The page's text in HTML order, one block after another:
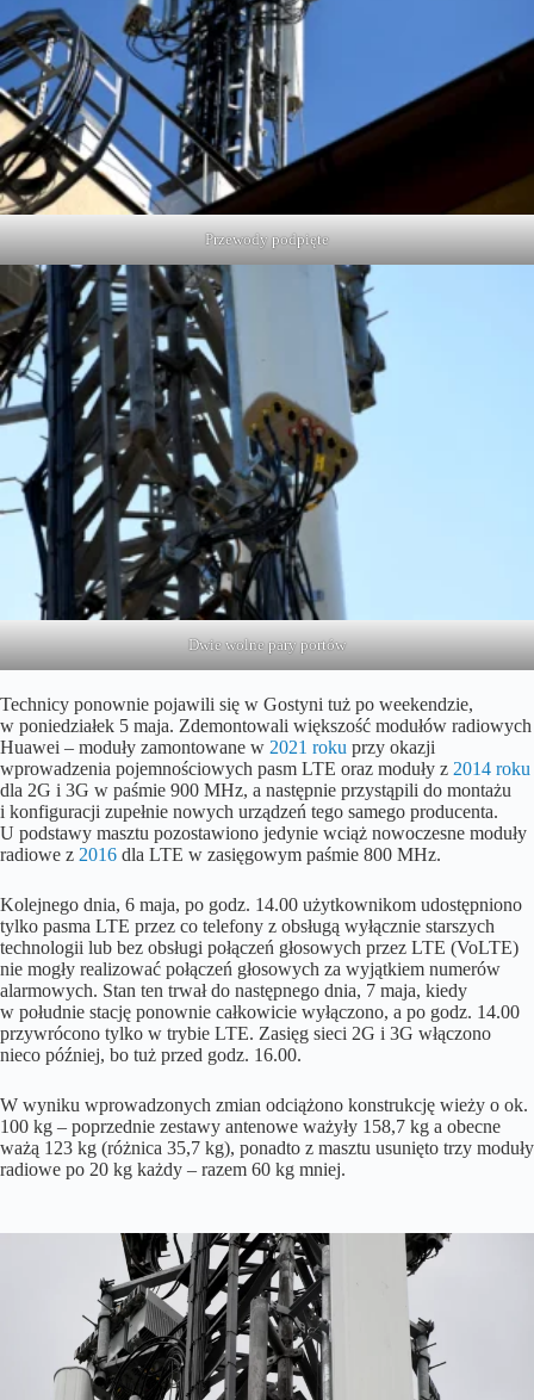
Przewody podpięte
Dwie wolne pary portów
Technicy ponownie pojawili się w Gostyni tuż po weekendzie,
w poniedziałek 5 maja. Zdemontowali większość modułów radiowych
Huawei – moduły zamontowane w 2021 roku przy okazji
wprowadzenia pojemnościowych pasm LTE oraz moduły z 2014 roku
dla 2G i 3G w paśmie 900 MHz, a następnie przystąpili do montażu
i konfiguracji zupełnie nowych urządzeń tego samego producenta.
U podstawy masztu pozostawiono jedynie wciąż nowoczesne moduły
radiowe z 2016 dla LTE w zasięgowym paśmie 800 MHz.
Kolejnego dnia, 6 maja, po godz. 14.00 użytkownikom udostępniono
tylko pasma LTE przez co telefony z obsługą wyłącznie starszych
technologii lub bez obsługi połączeń głosowych przez LTE (VoLTE)
nie mogły realizować połączeń głosowych za wyjątkiem numerów
alarmowych. Stan ten trwał do następnego dnia, 7 maja, kiedy
w południe stację ponownie całkowicie wyłączono, a po godz. 14.00
przywrócono tylko w trybie LTE. Zasięg sieci 2G i 3G włączono
nieco później, bo tuż przed godz. 16.00.
W wyniku wprowadzonych zmian odciążono konstrukcję wieży o ok.
100 kg – poprzednie zestawy antenowe ważyły 158,7 kg a obecne
ważą 123 kg (różnica 35,7 kg), ponadto z masztu usunięto trzy moduły
radiowe po 20 kg każdy – razem 60 kg mniej.